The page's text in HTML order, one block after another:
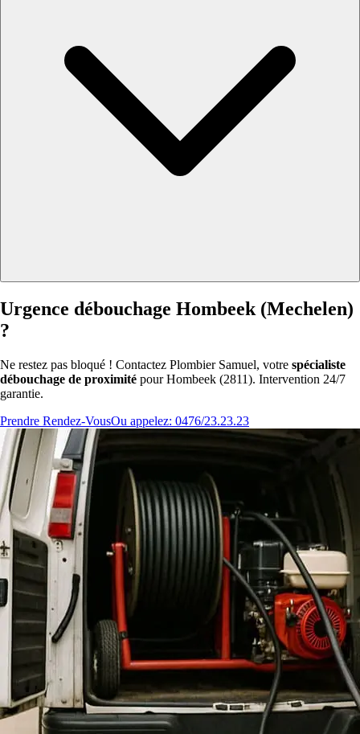
Urgence débouchage Hombeek (Mechelen)
?
Ne restez pas bloqué ! Contactez Plombier Samuel, votre spécialiste
débouchage de proximité pour Hombeek (2811). Intervention 24/7
garantie.
Prendre Rendez-VousOu appelez: 0476/23.23.23